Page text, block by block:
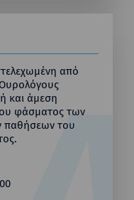
από
και άμεση
φάσματος των
παθήσεων του